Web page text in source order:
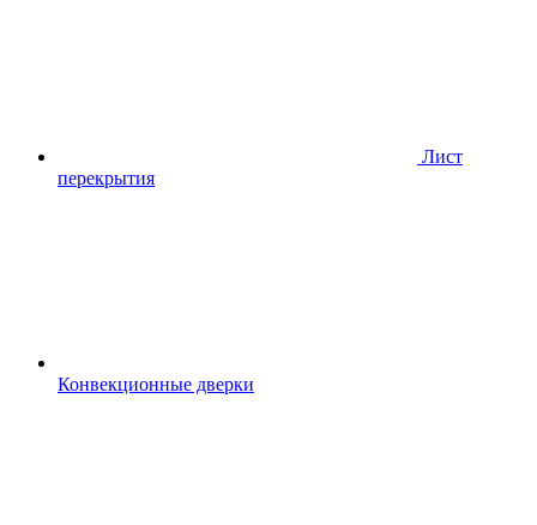
Лист
перекрытия
Конвекционные дверки